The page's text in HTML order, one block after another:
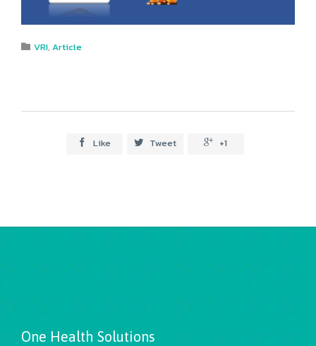
 Category
VRI, Article
 Like  Tweet  +1
One Health Solutions